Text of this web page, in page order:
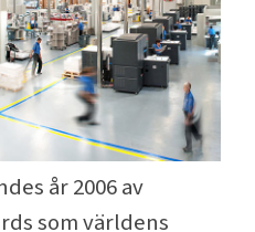
år 2006 av
som världens